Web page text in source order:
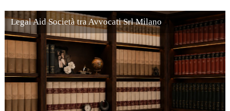
Legal Aid Società tra Avvocati Srl Milano